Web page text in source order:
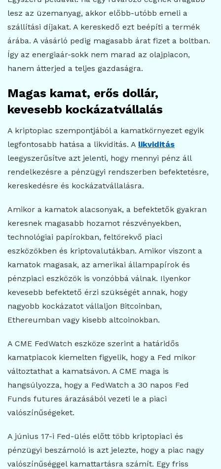
lesz az üzemanyag, akkor előbb-utóbb emeli a
szállítási díjakat. A kereskedő ezt beépíti a termék
árába. A vásárló pedig magasabb árat fizet a boltban.
Így az energiaár-sokk nem marad az olajpiacon,
hanem átterjed a teljes gazdaságra.
Magas kamat, erős dollár,
kevesebb kockázatvállalás
A kriptopiac szempontjából a kamatkörnyezet egyik
legfontosabb hatása a likviditás. A likviditás
leegyszerűsítve azt jelenti, hogy mennyi pénz áll
rendelkezésre a pénzügyi rendszerben befektetésre,
kereskedésre és kockázatvállalásra.
Amikor a kamatok alacsonyak, a befektetők gyakran
keresnek magasabb hozamot részvényekben,
technológiai papírokban, feltörekvő piaci
eszközökben és kriptovalutákban. Amikor viszont a
kamatok magasak, az amerikai állampapírok és
pénzpiaci eszközök is vonzóbbá válnak. Ilyenkor
kevesebb befektető érzi szükségét annak, hogy
nagyobb kockázatot vállaljon Bitcoinban,
Ethereumban vagy kisebb altcoinokban.
A CME FedWatch eszköze szerint a határidős
kamatpiacok kiemelten figyelik, hogy a Fed mikor
változtathat a kamatsávon. A CME maga is
hangsúlyozza, hogy a FedWatch a 30 napos Fed
Funds futures árazásából vezeti le a piaci
valószínűségeket.
A június 17-i Fed-ülés előtt több kriptopiaci és
pénzügyi beszámoló is azt jelezte, hogy a piac nagy
valószínűséggel kamattartásra számít. Egy friss